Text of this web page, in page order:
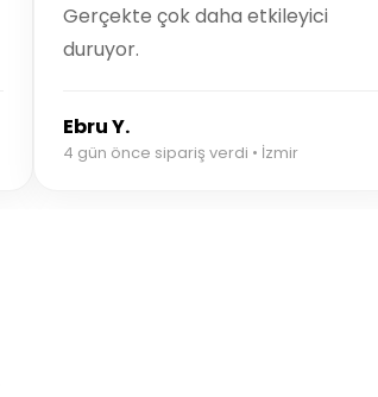
Gerçekte çok daha etkileyici
duruyor.
Ebru Y.
4 gün önce sipariş verdi • İzmir